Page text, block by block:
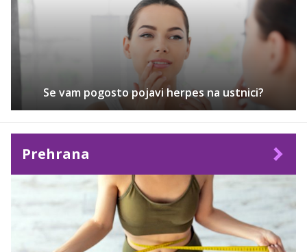
Se vam pogosto pojavi herpes na ustnici?
Prehrana